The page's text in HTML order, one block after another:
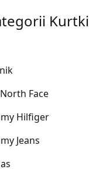
Kurtki
Face
Hilfiger
Jeans